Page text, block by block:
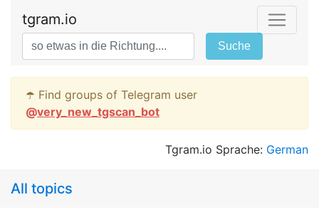
tgram.io
Suche
☂️ Find groups of Telegram user
@very_new_tgscan_bot
Tgram.io Sprache: German
All topics